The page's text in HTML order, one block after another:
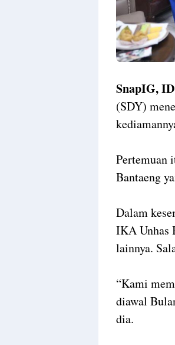
SnapIG,
(SDY)
Pertemuan
Bantaeng
Dalam
IKA Unhas
lainnya.
“Kami
diawal
dia.